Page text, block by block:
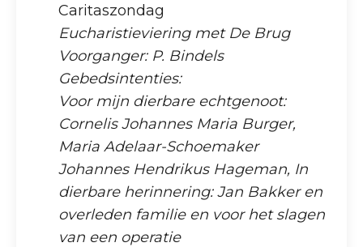
Caritaszondag
Eucharistieviering met De Brug
Voorganger: P. Bindels
Gebedsintenties:
Voor mijn dierbare echtgenoot:
Cornelis Johannes Maria Burger,
Maria Adelaar-Schoemaker
Johannes Hendrikus Hageman, In
dierbare herinnering: Jan Bakker en
overleden familie en voor het slagen
van een operatie